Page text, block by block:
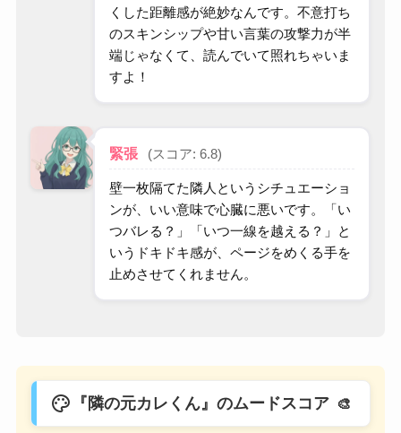
くした距離感が絶妙なんです。不意打ち
のスキンシップや甘い言葉の攻撃力が半
端じゃなくて、読んでいて照れちゃいま
すよ！
緊張 (スコア: 6.8)
壁一枚隔てた隣人というシチュエーショ
ンが、いい意味で心臓に悪いです。「い
つバレる？」「いつ一線を越える？」と
いうドキドキ感が、ページをめくる手を
止めさせてくれません。
palette 『隣の元カレくん』のムードスコア